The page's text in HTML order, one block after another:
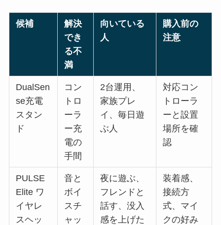
候補
解決
でき
る不
満
向いている
人
購入前の
注意
DualSen
se充電
スタン
ド
コン
トロ
ーラ
ー充
電の
手間
2台運用、
家族プレ
イ、毎日遊
ぶ人
対応コン
トローラ
ーと設置
場所を確
認
PULSE
Elite ワ
イヤレ
スヘッ
音と
ボイ
スチ
ャッ
夜に遊ぶ、
フレンドと
話す、没入
感を上げた
装着感、
接続方
式、マイ
クの好み